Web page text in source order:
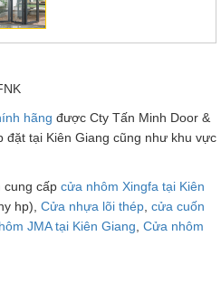
hãng được Cty Tấn Minh Door &
đặt tại Kiên Giang cũng như khu vực
cung cấp cửa nhôm Xingfa tại Kiên
hp), Cửa nhựa lõi thép cửa cuốn
JMA tại Kiên Giang Cửa nhôm